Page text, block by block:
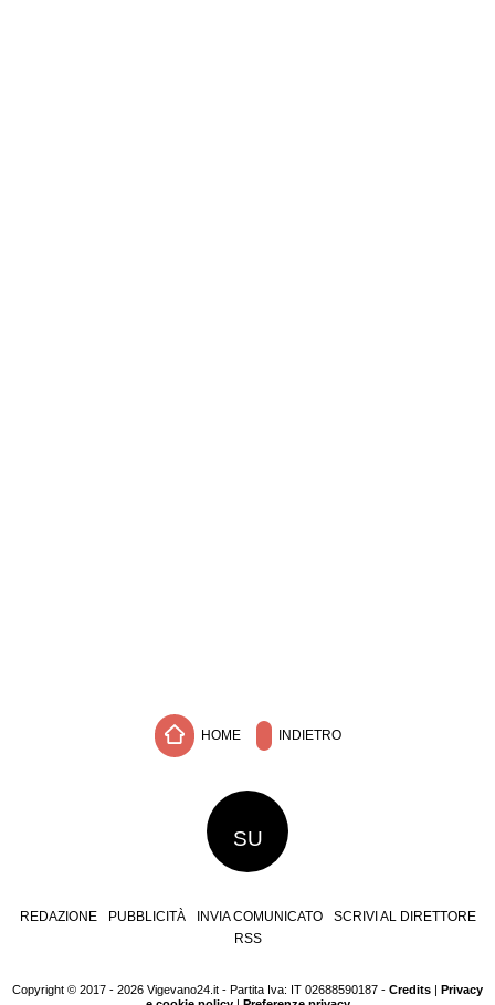
HOME INDIETRO
SU
REDAZIONE PUBBLICITÀ INVIA COMUNICATO
SCRIVI AL DIRETTORE
RSS
Copyright © 2017 - 2026 Vigevano24.it - Partita Iva: IT 02688590187 - Credits | Privacy